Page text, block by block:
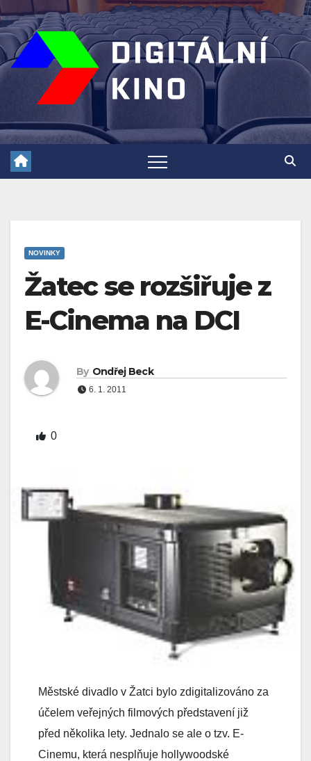
Skip
to
content
NOVINKY
Žatec se rozšiřuje z
E-Cinema na DCI
By Ondřej Beck
6. 1. 2011
0
Městské divadlo v Žatci bylo zdigitalizováno za
účelem veřejných filmových představení již
před několika lety. Jednalo se ale o tzv. E-
Cinemu, která nesplňuje hollywoodské